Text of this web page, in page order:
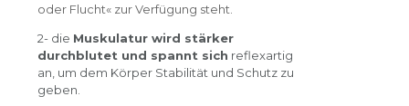
oder Flucht« zur Verfügung steht.
2- die Muskulatur wird stärker
durchblutet und spannt sich reflexartig
an, um dem Körper Stabilität und Schutz zu
geben.